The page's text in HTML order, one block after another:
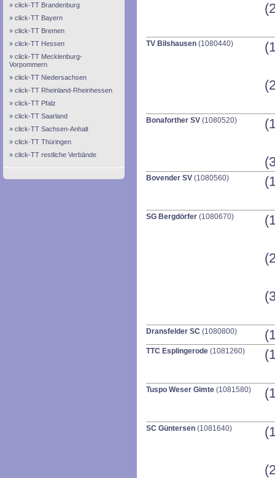
click-TT Brandenburg
click-TT Bayern
click-TT Bremen
click-TT Hessen
click-TT Mecklenburg-
Vorpommern
click-TT Niedersachsen
click-TT Rheinland-Rheinhessen
click-TT Pfalz
click-TT Saarland
click-TT Sachsen-Anhalt
click-TT Thüringen
click-TT restliche Verbände
TV Bilshausen (1080440)
Bonaforther SV (1080520)
Bovender SV (1080560)
SG Bergdörfer (1080670)
Dransfelder SC (1080800)
TTC Esplingerode (1081260)
Tuspo Weser Gimte (1081580)
SC Güntersen (1081640)